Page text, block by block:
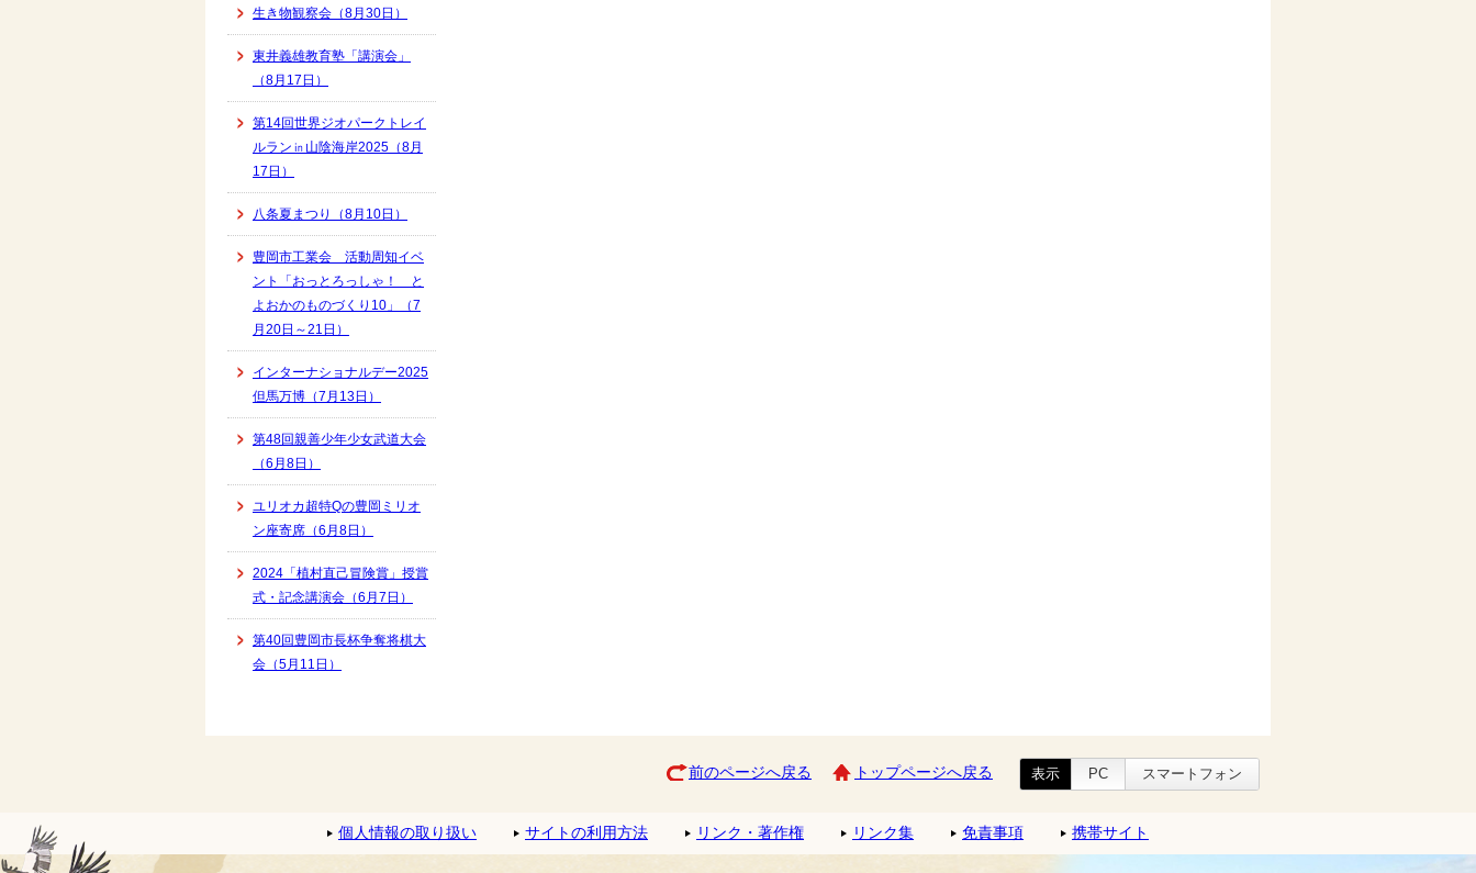
生き物観察会（8月30日）
東井義雄教育塾「講演会」
（8月17日）
第14回世界ジオパークトレイ
ルラン㏌山陰海岸2025（8月
17日）
八条夏まつり（8月10日）
豊岡市工業会 活動周知イベ
ント「おっとろっしゃ！ と
よおかのものづくり10」（7
月20日～21日）
インターナショナルデー2025
但馬万博（7月13日）
第48回親善少年少女武道大会
（6月8日）
ユリオカ超特Qの豊岡ミリオ
ン座寄席（6月8日）
2024「植村直己冒険賞」授賞
式・記念講演会（6月7日）
第40回豊岡市長杯争奪将棋大
会（5月11日）
前のページへ戻る トップページへ戻る 表示 PC スマートフォン
個人情報の取り扱い サイトの利用方法 リンク・著作権 リンク集 免責事項 携帯サイト